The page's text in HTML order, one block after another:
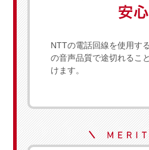
NTTの電話回線を使用す
の音声品質で途切れるこ
けます。